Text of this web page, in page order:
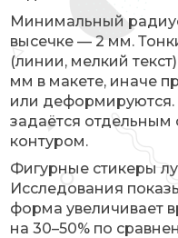
Минимальный
высечке — 2 мм.
(линии, мелкий
мм в макете, иначе
или деформируются.
задаётся
контуром.
Фигурные стикеры
Исследования
форма увеличивает
на 30–50% по